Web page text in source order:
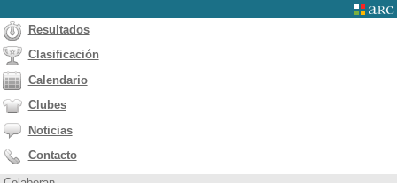
Resultados
Clasificación
Calendario
Clubes
Noticias
Contacto